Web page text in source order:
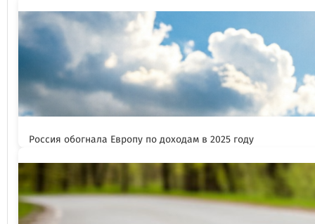
Россия обогнала Европу по доходам в 2025 году